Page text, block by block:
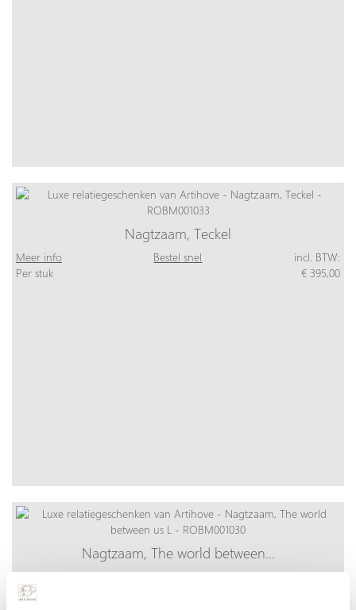
Nagtzaam, Teckel
Meer info Bestel snel
incl. BTW:
Per stuk
€ 395,00
Nagtzaam, The world between…
Meer info Bestel snel
incl. BTW:
Per stuk